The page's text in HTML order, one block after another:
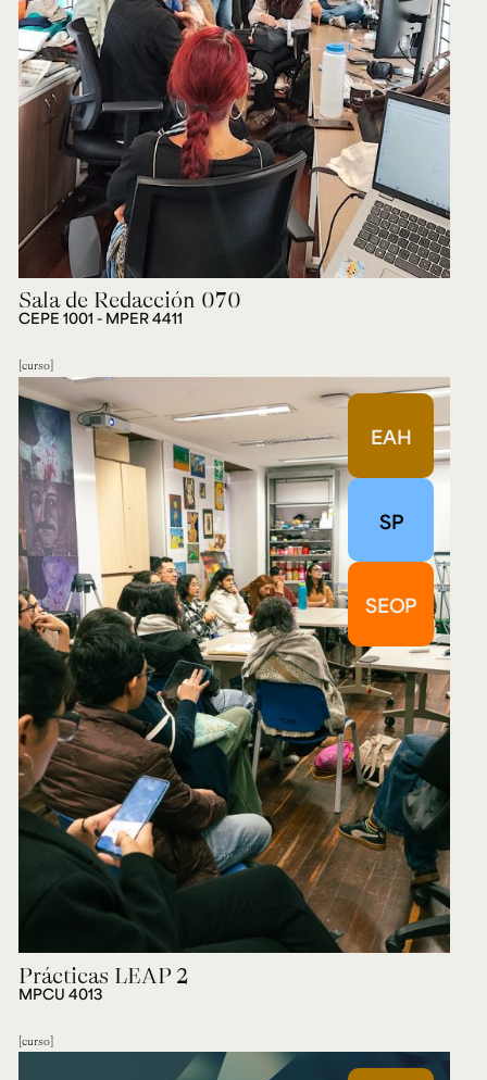
Sala de Redacción 070
CEPE 1001 - MPER 4411
curso
EAH
SP
SEOP
Prácticas LEAP 2
MPCU 4013
curso